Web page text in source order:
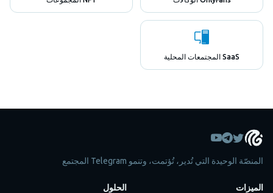
SaaS المجتمعات المحلية
المنصّة الوحيدة التي تُدير، تُؤتمت، وتنمو Telegram المجتمع
الميزات
الحلول